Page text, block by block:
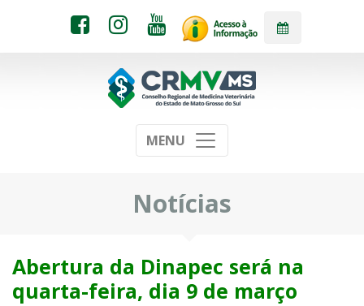
MENU
Notícias
Abertura da Dinapec será na
quarta-feira, dia 9 de março